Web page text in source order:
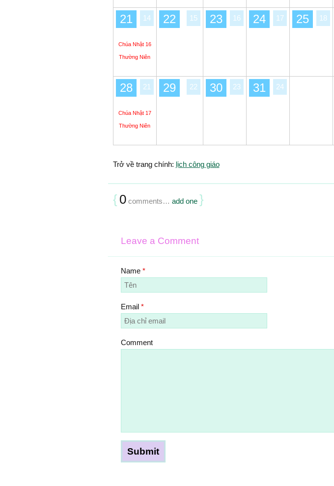
21 14
Chúa Nhật 16
Thường Niên
22 15 23 16 24 17 25 18
28 21
Chúa Nhật 17
Thường Niên
29 22 30 23 31 24
Trở về trang chính: lịch công giáo
{ 0comments… add one }
Leave a Comment
Name *
Email *
Comment